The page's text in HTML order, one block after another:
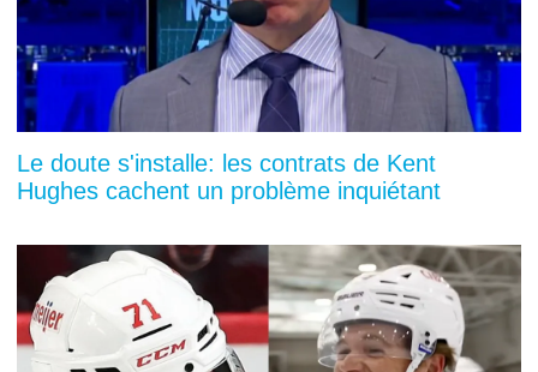
Le doute s'installe: les contrats de Kent
Hughes cachent un problème inquiétant